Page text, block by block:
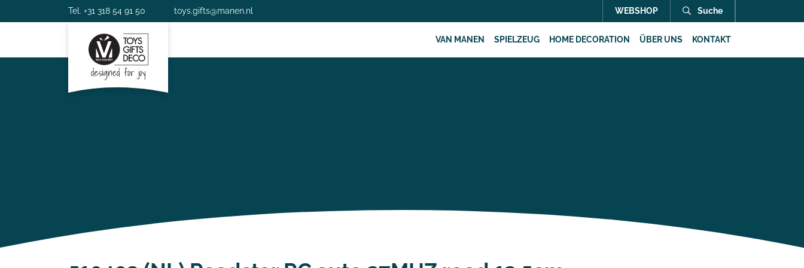
Tel. +31 318 54 91 50 toys.gifts@manen.nl WEBSHOP Suche
VAN MANEN SPIELZEUG HOME DECORATION ÜBER UNS KONTAKT